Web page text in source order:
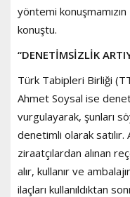
yöntemi konuşmamızın
konuştu.
“DENETİMSİZLİK
Türk Tabipleri Birliği
Ahmet Soysal ise
vurgulayarak, şunları
denetimli olarak
ziraatçılardan alınan
alır, kullanır ve
ilaçları kullanıldıktan